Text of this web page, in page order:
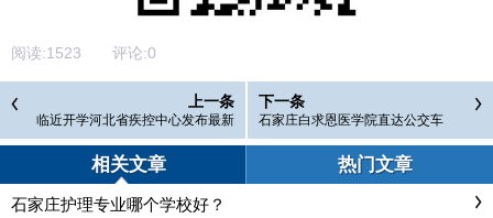
阅读:1523 评论:0
上一条
临近开学河北省疾控中心发布最新
提示
下一条
石家庄白求恩医学院直达公交车
相关文章 热门文章
石家庄护理专业哪个学校好？